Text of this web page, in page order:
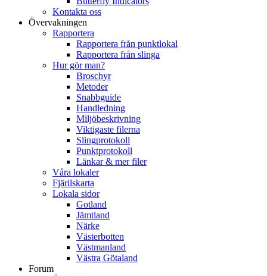
Kontakta oss
Övervakningen
Rapportera
Rapportera från punktlokal
Rapportera från slinga
Hur gör man?
Broschyr
Metoder
Snabbguide
Handledning
Miljöbeskrivning
Viktigaste filerna
Slingprotokoll
Punktprotokoll
Länkar & mer filer
Våra lokaler
Fjärilskarta
Lokala sidor
Gotland
Jämtland
Närke
Västerbotten
Västmanland
Västra Götaland
Forum